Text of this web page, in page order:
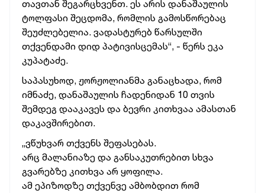
თავთან შეგარცხვენთ. ეს არის დანაშაულის
ტოლფასი შეცდომა, რომლის გამოსწორებაც
შეუძლებელია. ვადასტურებ წარსულში
თქვენდამი დიდ პატივისცემას“, - წერს ეკა
კუპატაძე.
საპასუხოდ, ჟორჟოლიანმა განაცხადა, რომ
იმნაძე, დანაშაულის ჩადენიდან 10 თვის
შემდეგ დააკავეს და ბევრი კითხვაა ამასთან
დაკავშირებით.
„ვწუხვარ თქვენს შეფასებას.
არც მალანიაზე და განსაკუთრებით სხვა
გვარებზე კითხვა არ ყოფილა.
ამ ეპიზოდზე თქვენვე ამბობდით რომ